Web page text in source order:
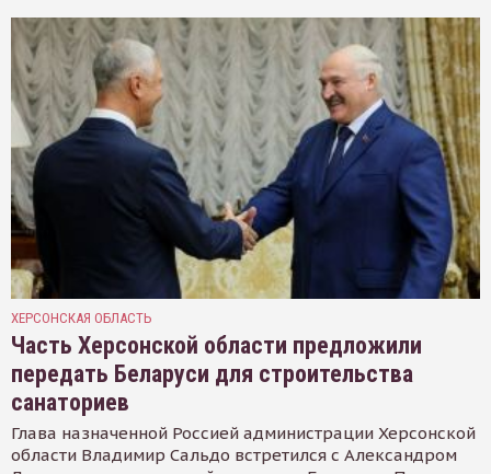
ХЕРСОНСКАЯ ОБЛАСТЬ
Часть Херсонской области предложили
передать Беларуси для строительства
санаториев
Глава назначенной Россией администрации Херсонской
области Владимир Сальдо встретился с Александром